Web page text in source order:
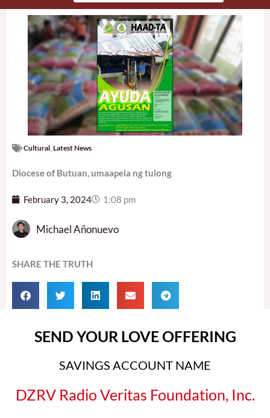
Cultural Latest News
Diocese of Butuan, umaapela ng tulong
February 3, 2024 1:08 pm
Michael Añonuevo
SHARE THE TRUTH
SEND YOUR LOVE OFFERING
SAVINGS ACCOUNT NAME
DZRV Radio Veritas Foundation, Inc.